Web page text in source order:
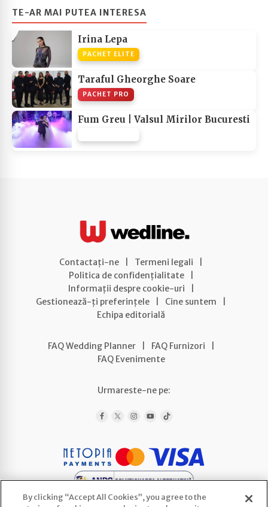
TE-AR MAI PUTEA INTERESA
Irina Lepa
PACHET ELITE
Taraful Gheorghe Soare
PACHET PRO
Fum Greu | Valsul Mirilor Bucuresti
Contactați-ne Termeni legali
Politica de confidențialitate
Informații despre cookie-uri
Gestionează-ți preferințele
Cine suntem
Echipa editorială
FAQ Wedding Planner FAQ Furnizori
FAQ Evenimente
Urmareste-ne pe:
By clicking “Accept All Cookies”, you agree to the